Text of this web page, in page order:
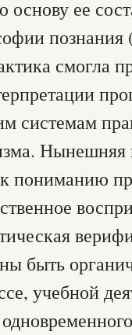
ее
познания
смогла
системам
Нынешняя
пониманию
быть
учебной